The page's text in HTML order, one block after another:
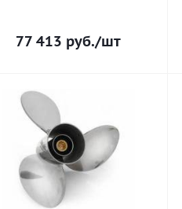
77 413 руб./шт